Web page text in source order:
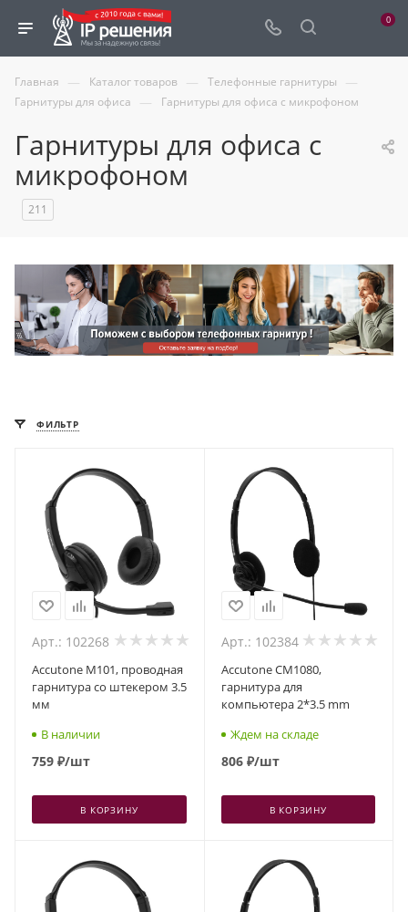
0
Главная — Каталог товаров — Телефонные гарнитуры —
Гарнитуры для офиса — Гарнитуры для офиса с микрофоном
Гарнитуры для офиса с
микрофоном
211
ФИЛЬТР
Арт.: 102268
Accutone M101, проводная
гарнитура со штекером 3.5
мм
В наличии
759 ₽/шт
В КОРЗИНУ
Арт.: 102384
Accutone CM1080,
гарнитура для
компьютера 2*3.5 mm
Ждем на складе
806₽/шт
В КОРЗИНУ